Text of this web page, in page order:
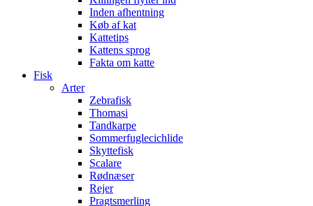
Inden afhentning
Køb af kat
Kattetips
Kattens sprog
Fakta om katte
Fisk
Arter
Zebrafisk
Thomasi
Tandkarpe
Sommerfuglecichlide
Skyttefisk
Scalare
Rødnæser
Rejer
Pragtsmerling